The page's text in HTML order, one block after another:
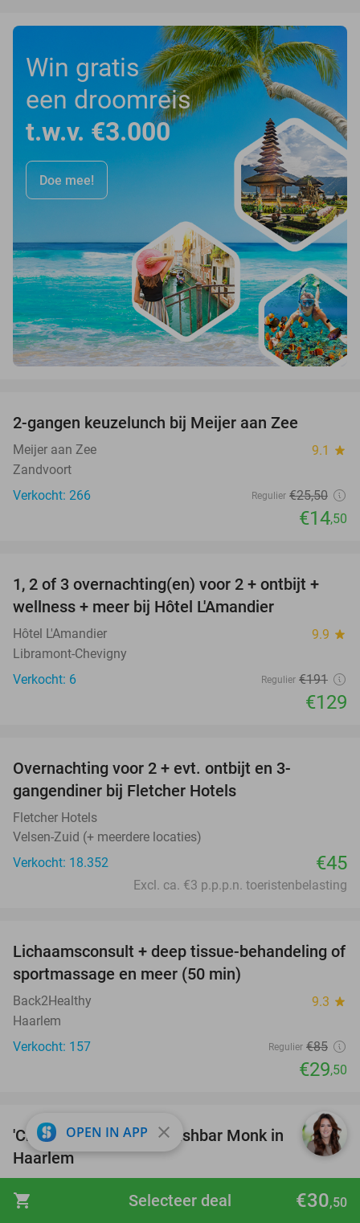
shopping_cart €30,50
Selecteer deal
Win gratis
een droomreis
t.w.v. €3.000
Doe mee!
2-gangen keuzelunch bij Meijer aan Zee
Meijer aan Zee 9.1 star
Zandvoort
Verkocht: 266
Regulier €25,50
€14,50
32%
TODAY
1, 2 of 3 overnachting(en) voor 2 + ontbijt +
wellness + meer bij Hôtel L'Amandier
Hôtel L'Amandier 9.9 star
Libramont-Chevigny
Verkocht: 6
Regulier €191
€129
Overnachting voor 2 + evt. ontbijt en 3-
gangendiner bij Fletcher Hotels
Fletcher Hotels
Velsen-Zuid (+ meerdere locaties)
Verkocht: 18.352
€45
Excl. ca. €3 p.p.p.n. toeristenbelasting
65%
Lichaamsconsult + deep tissue-behandeling of
sportmassage en meer (50 min)
Back2Healthy 9.3 star
Haarlem
Verkocht: 157
Regulier €85
€29,50
30%
'Chef's Table'-diner bij Fishbar Monk in
Haarlem
Haarlem
OPEN IN APP close